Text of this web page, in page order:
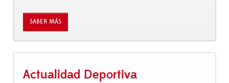
SABER MÁS
Actualidad Deportiva